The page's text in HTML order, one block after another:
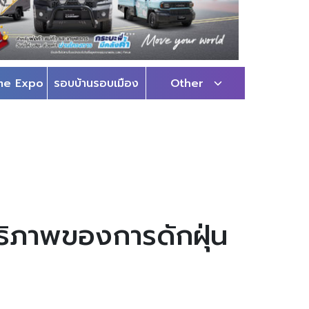
Expo รอบบ้านรอบเมือง Other
ภาพของการดักฝุ่น